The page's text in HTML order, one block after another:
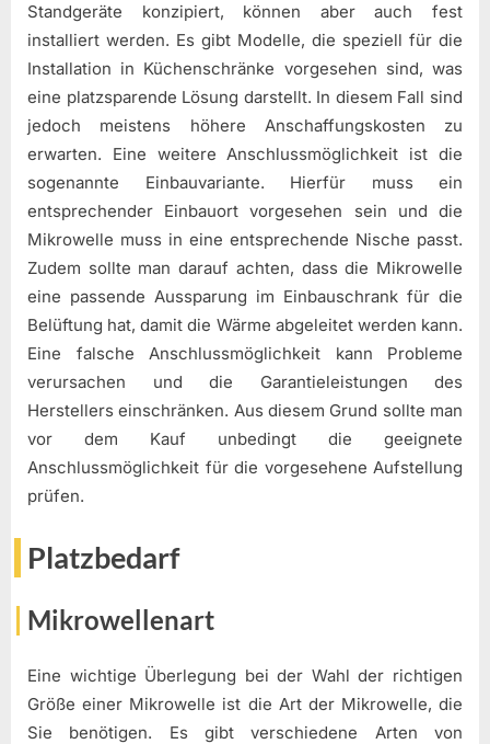
Standgeräte konzipiert, können aber auch fest
installiert werden. Es gibt Modelle, die speziell für die
Installation in Küchenschränke vorgesehen sind, was
eine platzsparende Lösung darstellt. In diesem Fall sind
jedoch meistens höhere Anschaffungskosten zu
erwarten. Eine weitere Anschlussmöglichkeit ist die
sogenannte Einbauvariante. Hierfür muss ein
entsprechender Einbauort vorgesehen sein und die
Mikrowelle muss in eine entsprechende Nische passt.
Zudem sollte man darauf achten, dass die Mikrowelle
eine passende Aussparung im Einbauschrank für die
Belüftung hat, damit die Wärme abgeleitet werden kann.
Eine falsche Anschlussmöglichkeit kann Probleme
verursachen und die Garantieleistungen des
Herstellers einschränken. Aus diesem Grund sollte man
vor dem Kauf unbedingt die geeignete
Anschlussmöglichkeit für die vorgesehene Aufstellung
prüfen.
Platzbedarf
Mikrowellenart
Eine wichtige Überlegung bei der Wahl der richtigen
Größe einer Mikrowelle ist die Art der Mikrowelle, die
Sie benötigen. Es gibt verschiedene Arten von